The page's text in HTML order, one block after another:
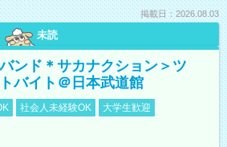
掲載日：2026.08.03
未読
ンド＊サカナクション＞ツ
バイト＠日本武道館
社会人未経験OK
大学生歓迎